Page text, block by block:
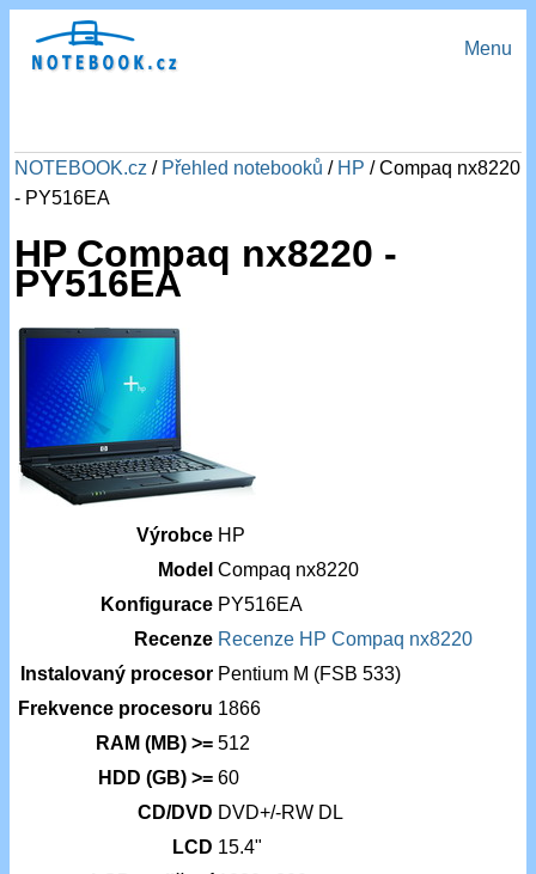
Menu
NOTEBOOK.cz / Přehled notebooků / HP / Compaq nx8220
- PY516EA
HP Compaq nx8220 -
PY516EA
Výrobce HP
Model Compaq nx8220
Konfigurace PY516EA
Recenze Recenze HP Compaq nx8220
Instalovaný procesor Pentium M (FSB 533)
Frekvence procesoru 1866
RAM (MB) >= 512
HDD (GB) >= 60
CD/DVD DVD+/-RW DL
LCD 15.4"